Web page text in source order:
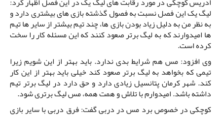
لیگ یک این فصل نسبت به فصول گذشته بازی های بیشتری دارد و
به نظر من به دلیل زیاد بودن بازی ها، چند تیم بیشتر از سایر ها تیم
ها امیدوارند که به لیگ برتر صعود کنند که این مسئله کار را سخت
کرده است.
وی افزود: مس هم شرایط بدی ندارد. باید بهتر از این شویم زیرا
تیمی که بخواهد به لیگ برتر صعود کند خیلی باید بهتر از این کار
کند. شهر کرمان پتانسیل زیادی دارد و حق دارد در لیگ برتر تیم
داشته باشد. امیدوارم با تلاش و همت همه، مس لیگ برتری شود.
کوچکی در خصوص برد مس در دربی گفت: فرق دربی با سایر بازی